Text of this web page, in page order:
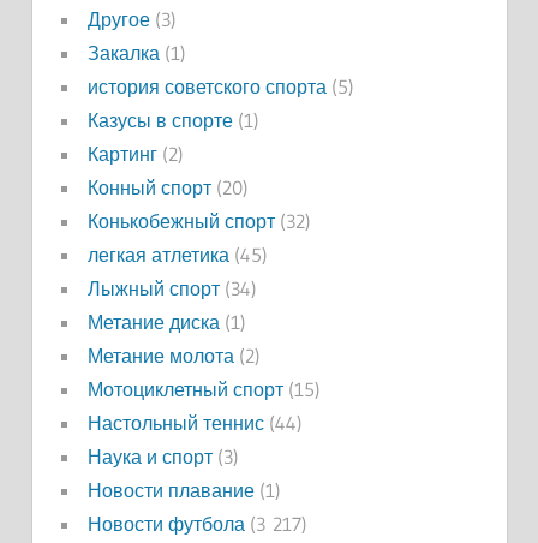
Другое(3)
Закалка(1)
история советского спорта(5)
Казусы в спорте(1)
Картинг(2)
Конный спорт(20)
Конькобежный спорт(32)
легкая атлетика(45)
Лыжный спорт(34)
Метание диска(1)
Метание молота(2)
Мотоциклетный спорт(15)
Настольный теннис(44)
Наука и спорт(3)
Новости плавание(1)
Новости футбола(3 217)